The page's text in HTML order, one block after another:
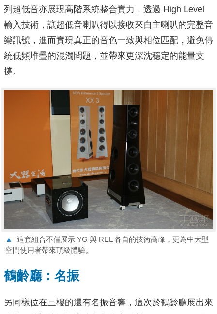
列超低音亦展現高階系統整合實力，透過 High Level
輸入技術，讓超低音喇叭得以接收來自主喇叭的完整音
樂訊號，進而實現真正的音色一致與相位匹配，避免傳
統低頻堆疊的混濁問題，並帶來更深沈穩定的能量支
撐。
▲
這套組合不僅展示 YG 與 REL 各自的技術高峰，更為中大型
空間使用者帶來頂級體驗。
鶴齡廳：名振
另同樣位在三樓的還有名振音響，這次於鶴齡廳展出來